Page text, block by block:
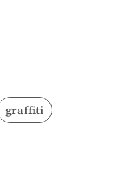
graffiti